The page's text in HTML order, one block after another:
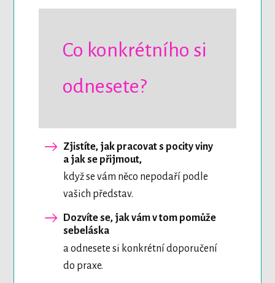
Co konkrétního si
odnesete?
Zjistíte, jak pracovat s pocity viny
a jak se přijmout,
když se vám něco nepodaří podle
vašich představ.
Dozvíte se, jak vám v tom pomůže
sebeláska
a odnesete si konkrétní doporučení
do praxe.